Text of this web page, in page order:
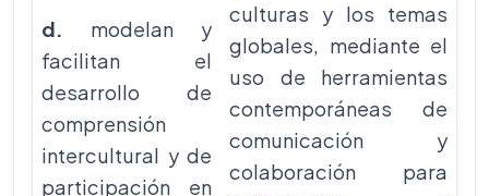
d. modelan y
facilitan el
desarrollo de
comprensión
intercultural y de
participación en
culturas y los temas
globales, mediante el
uso de herramientas
contemporáneas de
comunicación y
colaboración para